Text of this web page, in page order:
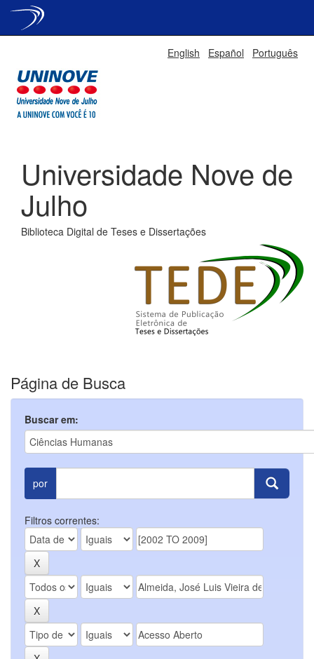
English Español Português
Universidade Nove de
Julho
Biblioteca Digital de Teses e Dissertações
Página de Busca
Buscar em:
por
Filtros correntes: